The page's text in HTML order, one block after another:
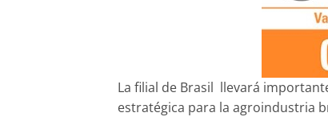
La filial de Brasil llevará
estratégica para la agroindustria